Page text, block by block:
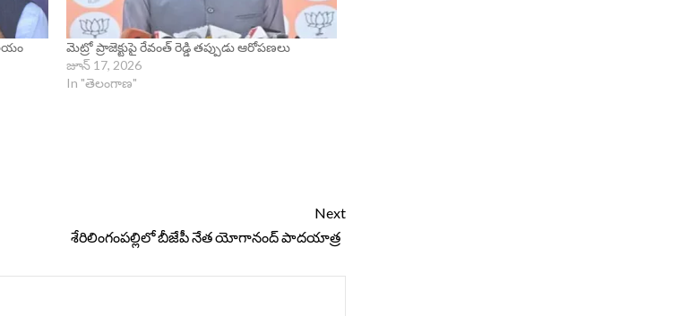
మెట్రో ప్రాజెక్టుపై రేవంత్ రెడ్డి తప్పుడు ఆరోపణలు
జూన్ 17, 2026
In "తెలంగాణ"
Next
శేరిలింగంపల్లిలో బీజేపీ నేత యోగానంద్ పాదయాత్ర